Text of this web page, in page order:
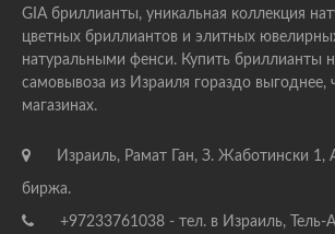
GIA бриллианты, уникальная коллекция
цветных бриллиантов и элитных
натуральными фенси. Купить бриллианты
самовывоза из Израиля гораздо выгоднее,
магазинах.
Израиль, Рамат Ган, З. Жаботински 1,
биржа.
+97233761038 - тел. в Израиль, Тель-